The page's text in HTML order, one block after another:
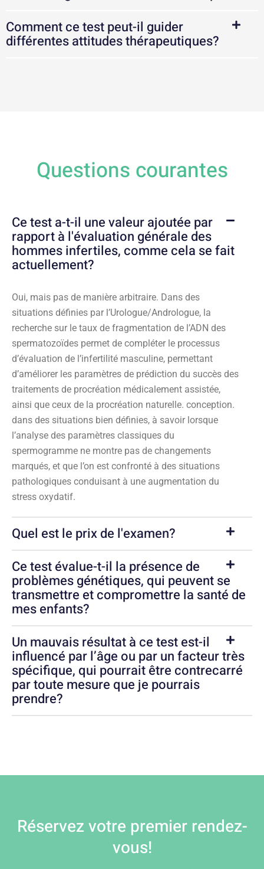
Comment ce test peut-il guider
différentes attitudes thérapeutiques?
Questions courantes
Ce test a-t-il une valeur ajoutée par
rapport à l'évaluation générale des
hommes infertiles, comme cela se fait
actuellement?
Oui, mais pas de manière arbitraire. Dans des
situations définies par l’Urologue/Andrologue, la
recherche sur le taux de fragmentation de l’ADN des
spermatozoïdes permet de compléter le processus
d’évaluation de l’infertilité masculine, permettant
d’améliorer les paramètres de prédiction du succès des
traitements de procréation médicalement assistée,
ainsi que ceux de la procréation naturelle. conception.
dans des situations bien définies, à savoir lorsque
l’analyse des paramètres classiques du
spermogramme ne montre pas de changements
marqués, et que l’on est confronté à des situations
pathologiques conduisant à une augmentation du
stress oxydatif.
Quel est le prix de l'examen?
Ce test évalue-t-il la présence de
problèmes génétiques, qui peuvent se
transmettre et compromettre la santé de
mes enfants?
Un mauvais résultat à ce test est-il
influencé par l’âge ou par un facteur très
spécifique, qui pourrait être contrecarré
par toute mesure que je pourrais
prendre?
Réservez votre premier rendez-
vous!